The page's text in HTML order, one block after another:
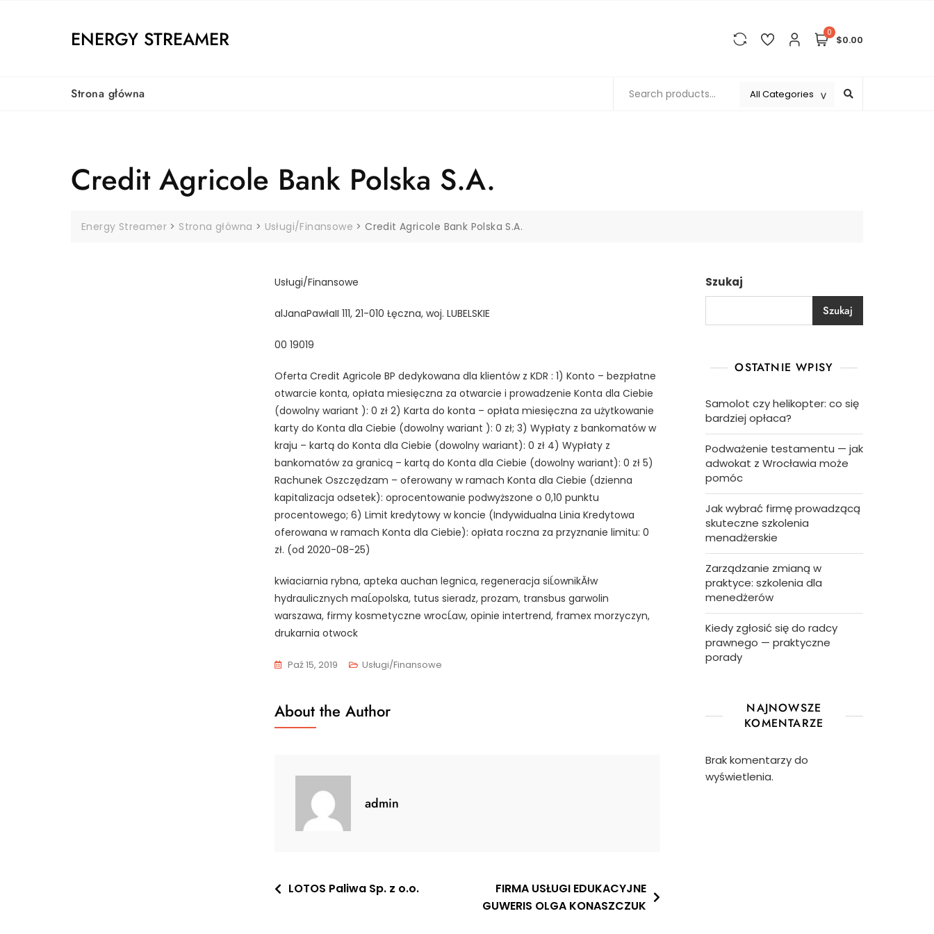
ENERGY STREAMER 0
$0.00
Strona główna
Credit Agricole Bank Polska S.A.
Energy Streamer > Strona główna > Usługi/Finansowe >Credit Agricole Bank Polska S.A.
Usługi/Finansowe
alJanaPawłaII 111, 21-010 Łęczna, woj. LUBELSKIE
00 19019
Oferta Credit Agricole BP dedykowana dla klientów z KDR : 1) Konto – bezpłatne
otwarcie konta, opłata miesięczna za otwarcie i prowadzenie Konta dla Ciebie
(dowolny wariant ): 0 zł 2) Karta do konta – opłata miesięczna za użytkowanie
karty do Konta dla Ciebie (dowolny wariant ): 0 zł; 3) Wypłaty z bankomatów w
kraju – kartą do Konta dla Ciebie (dowolny wariant): 0 zł 4) Wypłaty z
bankomatów za granicą – kartą do Konta dla Ciebie (dowolny wariant): 0 zł 5)
Rachunek Oszczędzam – oferowany w ramach Konta dla Ciebie (dzienna
kapitalizacja odsetek): oprocentowanie podwyższone o 0,10 punktu
procentowego; 6) Limit kredytowy w koncie (Indywidualna Linia Kredytowa
oferowana w ramach Konta dla Ciebie): opłata roczna za przyznanie limitu: 0
zł. (od 2020-08-25)
kwiaciarnia rybna, apteka auchan legnica, regeneracja siĹownikĂłw
hydraulicznych maĹopolska, tutus sieradz, prozam, transbus garwolin
warszawa, firmy kosmetyczne wrocĹaw, opinie intertrend, framex morzyczyn,
drukarnia otwock
Paź 15, 2019 Usługi/Finansowe
About the Author
admin
Nawigacja
LOTOS Paliwa Sp. z o.o.
FIRMA USŁUGI EDUKACYJNE
GUWERIS OLGA KONASZCZUK
Szukaj
Szukaj
OSTATNIE WPISY
Samolot czy helikopter: co się
bardziej opłaca?
Podważenie testamentu — jak
adwokat z Wrocławia może
pomóc
Jak wybrać firmę prowadzącą
skuteczne szkolenia
menadżerskie
Zarządzanie zmianą w
praktyce: szkolenia dla
menedżerów
Kiedy zgłosić się do radcy
prawnego — praktyczne
porady
NAJNOWSZE
KOMENTARZE
Brak komentarzy do
wyświetlenia.